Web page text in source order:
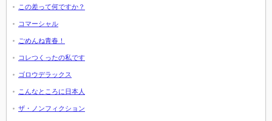
この差って何ですか？
コマーシャル
ごめんね青春！
コレつくったの私です
ゴロウデラックス
こんなところに日本人
ザ・ノンフィクション